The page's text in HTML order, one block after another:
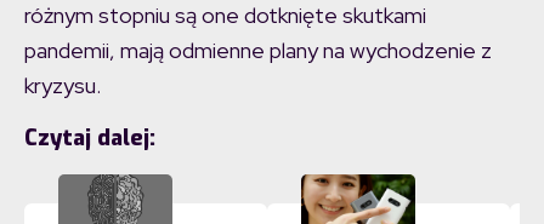
różnym stopniu są one dotknięte skutkami
pandemii, mają odmienne plany na wychodzenie z
kryzysu.
Czytaj dalej: